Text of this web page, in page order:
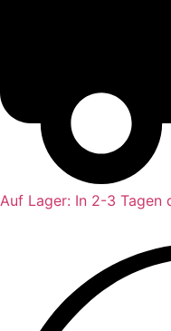
Auf Lager: In 2-3 Tagen